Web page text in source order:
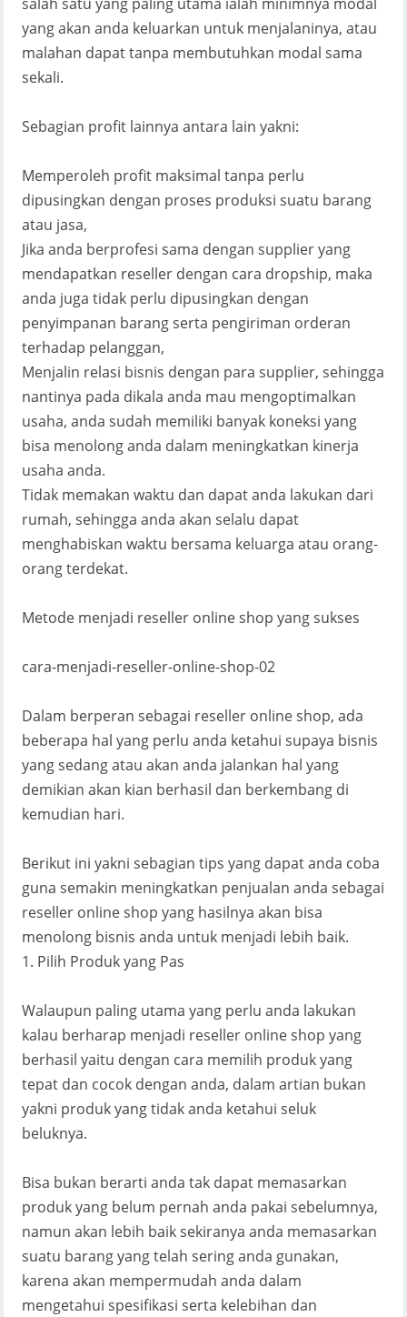
yang akan anda keluarkan untuk menjalaninya, atau
malahan dapat tanpa membutuhkan modal sama
sekali.
Sebagian profit lainnya antara lain yakni:
Memperoleh profit maksimal tanpa perlu
dipusingkan dengan proses produksi suatu barang
atau jasa,
Jika anda berprofesi sama dengan supplier yang
mendapatkan reseller dengan cara dropship, maka
anda juga tidak perlu dipusingkan dengan
penyimpanan barang serta pengiriman orderan
terhadap pelanggan,
Menjalin relasi bisnis dengan para supplier, sehingga
nantinya pada dikala anda mau mengoptimalkan
usaha, anda sudah memiliki banyak koneksi yang
bisa menolong anda dalam meningkatkan kinerja
usaha anda.
Tidak memakan waktu dan dapat anda lakukan dari
rumah, sehingga anda akan selalu dapat
menghabiskan waktu bersama keluarga atau orang-
orang terdekat.
Metode menjadi reseller online shop yang sukses
cara-menjadi-reseller-online-shop-02
Dalam berperan sebagai reseller online shop, ada
beberapa hal yang perlu anda ketahui supaya bisnis
yang sedang atau akan anda jalankan hal yang
demikian akan kian berhasil dan berkembang di
kemudian hari.
Berikut ini yakni sebagian tips yang dapat anda coba
guna semakin meningkatkan penjualan anda sebagai
reseller online shop yang hasilnya akan bisa
menolong bisnis anda untuk menjadi lebih baik.
1. Pilih Produk yang Pas
Walaupun paling utama yang perlu anda lakukan
kalau berharap menjadi reseller online shop yang
berhasil yaitu dengan cara memilih produk yang
tepat dan cocok dengan anda, dalam artian bukan
yakni produk yang tidak anda ketahui seluk
beluknya.
Bisa bukan berarti anda tak dapat memasarkan
produk yang belum pernah anda pakai sebelumnya,
namun akan lebih baik sekiranya anda memasarkan
suatu barang yang telah sering anda gunakan,
karena akan mempermudah anda dalam
mengetahui spesifikasi serta kelebihan dan